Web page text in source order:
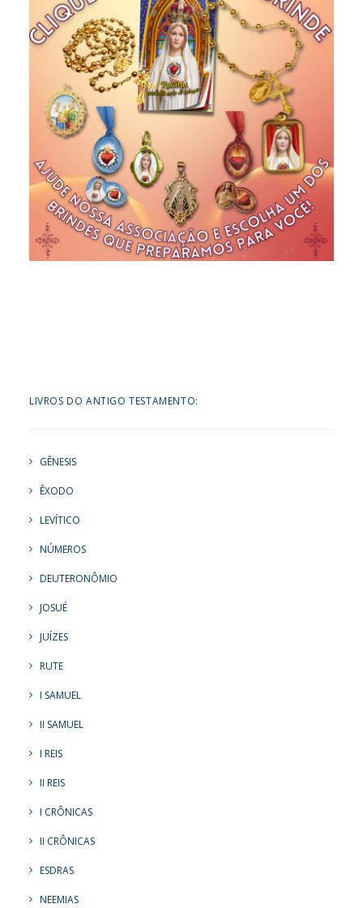
LIVROS DO ANTIGO TESTAMENTO:
GÊNESIS
ÊXODO
LEVÍTICO
NÚMEROS
DEUTERONÔMIO
JOSUÉ
JUÍZES
RUTE
I SAMUEL
II SAMUEL
I REIS
II REIS
I CRÔNICAS
II CRÔNICAS
ESDRAS
NEEMIAS